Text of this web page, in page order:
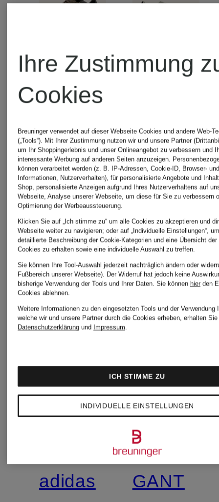
Zertifiziert
KENNEL
&
SCHMENGER
Sneaker
CHF 289
Originals
Sneaker
GAZELLE
INDOOR
CHF
adidas
Zertifiziert
GANT
Ihre Zustimmung
Cookies
Breuninger verwendet auf dieser Webseite Cookies und andere Web-
(„Tools“). Mit Ihrer Zustimmung nutzen wir und unsere Partner
um Ihr Shoppingerlebnis und unser Onlineangebot zu verbessern und
interessante Werbung auf anderen Seiten anzuzeigen.
können verarbeitet werden (z. B. IP-Adressen, Cookie-ID, Browser-
Informationen, Nutzerverhalten), für personalisierte Angebote und
Shop, personalisierte Anzeigen aufgrund Ihres Nutzerverhaltens auf
Webseite, Analyse unserer Webseite, um diese für Sie zu verbessern
Optimierung der Werbeaussteuerung.
Klicken Sie auf „Ich stimme zu“ um alle Cookies zu akzeptieren und
Webseite weiter zu navigieren; oder auf „Individuelle Einstellungen“,
detaillierte Beschreibung der Cookie-Kategorien und eine Übersicht
Cookies zu erhalten sowie eine individuelle Auswahl zu treffen.
Sie können Ihre Tool-Auswahl jederzeit nachträglich ändern oder
Fußbereich unserer Webseite). Der Widerruf hat jedoch keine
bisherige Verwendung der Tools und Ihrer Daten. Sie können hier den
Cookies ablehnen.
Weitere Informationen zu den eingesetzten Tools und der Verwendung
welche wir und unsere Partner durch die Cookies erheben, erhalten
Datenschutzerklärung und Impressum.
INDIVIDUELLE EINSTELLUNGEN
ICH STIMME ZU